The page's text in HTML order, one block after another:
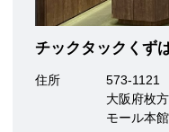
チックタックくず
住所
573-1121
大阪府枚
モール本